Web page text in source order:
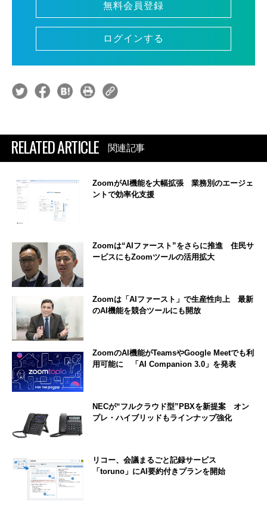
無料会員登録
ログインする
RELATED ARTICLE 関連記事
ZoomがAI機能を大幅拡張 業務別のエージェ
ントで効率化支援
Zoomは“AIファースト”をさらに推進 住民サ
ービスにもZoomツールの活用拡大
Zoomは「AIファースト」で生産性向上 最新
のAI機能を競合ツールにも開放
ZoomのAI機能がTeamsやGoogle Meetでも利
用可能に 「AI Companion 3.0」を発表
NECが“フルクラウド型”PBXを新提案 オン
プレ・ハイブリッドもラインナップ強化
リコー、会議まるごと記録サービス
「toruno」にAI要約付きプランを開始